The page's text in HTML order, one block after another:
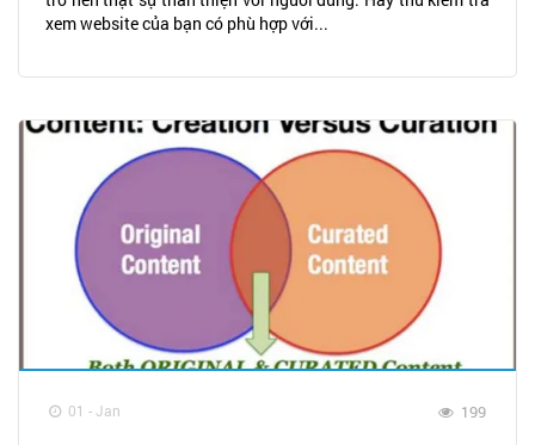
xem website của bạn có phù hợp với...
01 - Jan 199